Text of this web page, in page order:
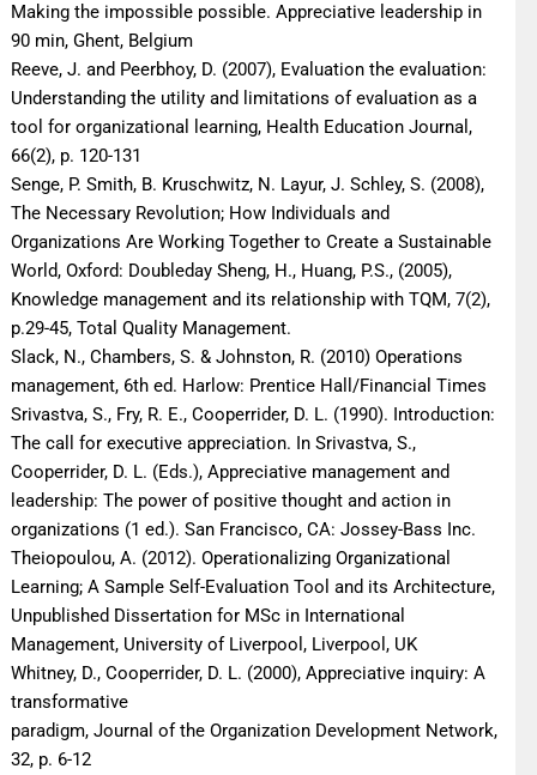
Making the impossible possible. Appreciative leadership in
90 min, Ghent, Belgium
Reeve, J. and Peerbhoy, D. (2007), Evaluation the evaluation:
Understanding the utility and limitations of evaluation as a
tool for organizational learning, Health Education Journal,
66(2), p. 120-131
Senge, P. Smith, B. Kruschwitz, N. Layur, J. Schley, S. (2008),
The Necessary Revolution; How Individuals and
Organizations Are Working Together to Create a Sustainable
World, Oxford: Doubleday Sheng, H., Huang, P.S., (2005),
Knowledge management and its relationship with TQM, 7(2),
p.29-45, Total Quality Management.
Slack, N., Chambers, S. & Johnston, R. (2010) Operations
management, 6th ed. Harlow: Prentice Hall/Financial Times
Srivastva, S., Fry, R. E., Cooperrider, D. L. (1990). Introduction:
The call for executive appreciation. In Srivastva, S.,
Cooperrider, D. L. (Eds.), Appreciative management and
leadership: The power of positive thought and action in
organizations (1 ed.). San Francisco, CA: Jossey-Bass Inc.
Theiopoulou, A. (2012). Operationalizing Organizational
Learning; A Sample Self-Evaluation Tool and its Architecture,
Unpublished Dissertation for MSc in International
Management, University of Liverpool, Liverpool, UK
Whitney, D., Cooperrider, D. L. (2000), Appreciative inquiry: A
transformative
paradigm, Journal of the Organization Development Network,
32, p. 6-12